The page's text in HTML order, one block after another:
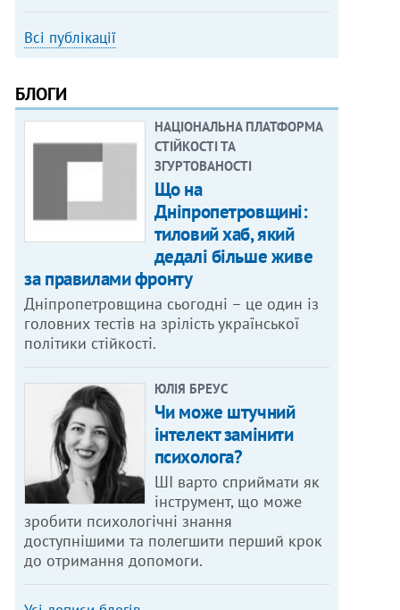
Всі публікації
БЛОГИ
НАЦІОНАЛЬНА ПЛАТФОРМА
СТІЙКОСТІ ТА
ЗГУРТОВАНОСТІ
Що на
Дніпропетровщині:
тиловий хаб, який
дедалі більше живе
за правилами фронту
Дніпропетровщина сьогодні – це один із
головних тестів на зрілість української
політики стійкості.
ЮЛІЯ БРЕУС
Чи може штучний
інтелект замінити
психолога?
ШІ варто сприймати як
інструмент, що може
зробити психологічні знання
доступнішими та полегшити перший крок
до отримання допомоги.